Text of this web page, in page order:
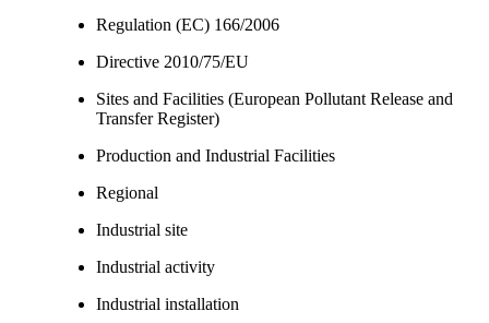
Regulation (EC) 166/2006
Directive 2010/75/EU
Sites and Facilities (European Pollutant Release and
Transfer Register)
Production and Industrial Facilities
Regional
Industrial site
Industrial activity
Industrial installation